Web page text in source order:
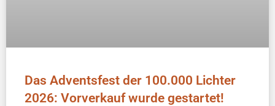
Das Adventsfest der 100.000 Lichter
2026: Vorverkauf wurde gestartet!